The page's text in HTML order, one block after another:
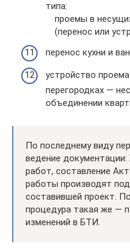
типа:
проемы в
(перенос или
перенос кухни и
устройство
перегородках —
объединении
По последнему виду
ведение
работ, составление
работы производят
составившей проект.
процедура такая же —
изменений в БТИ.